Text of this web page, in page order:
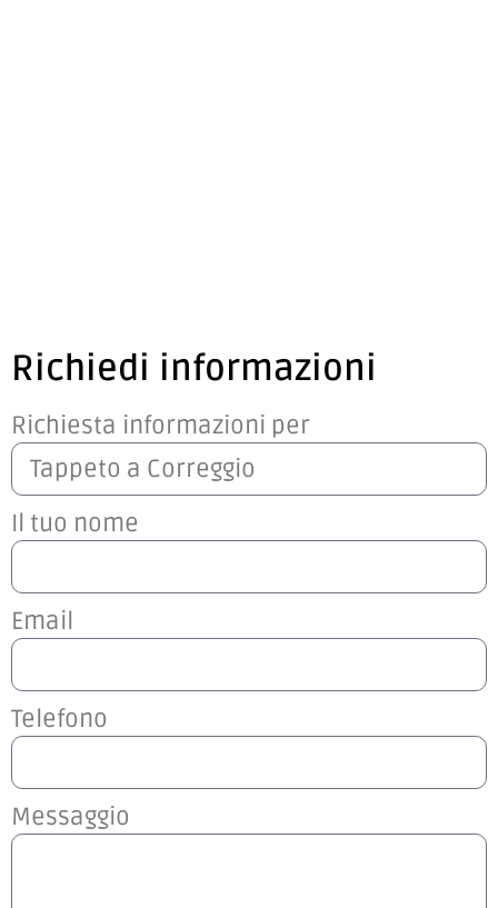
Richiedi informazioni
Richiesta informazioni per
Il tuo nome
Email
Telefono
Messaggio